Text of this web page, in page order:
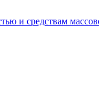
и средствам